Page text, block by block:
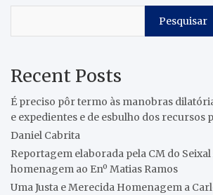
Pesquisar
Recent Posts
É preciso pôr termo às manobras
e expedientes e de esbulho dos recursos
Daniel Cabrita
Reportagem elaborada pela CM do
homenagem ao Enº Matias Ramos
Uma Justa e Merecida Homenagem a